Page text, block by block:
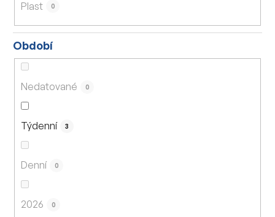
Plast 0
Období
Nedatované 0
Týdenní 3
Denní 0
2026 0